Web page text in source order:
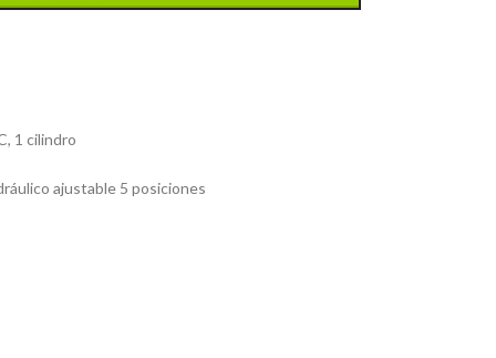
1 cilindro
ajustable 5 posiciones